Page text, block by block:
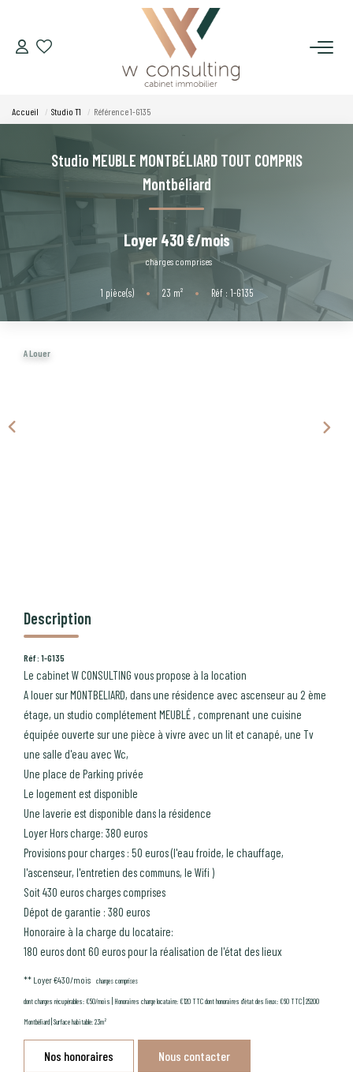
ACQUÉRIR
VENDRE
GÉRER
SYNDIC
LE CONCEPT W
Accueil Studio T1 Référence 1-G135
Studio MEUBLE MONTBÉLIARD TOUT COMPRIS
Montbéliard
Loyer 430 €/mois
charges comprises
1 pièce(s) • 23 m² • Réf : 1-G135
A Louer
Description
Réf : 1-G135
Le cabinet W CONSULTING vous propose à la location
A louer sur MONTBELIARD, dans une résidence avec ascenseur au 2 ème
étage, un studio complétement MEUBLÉ , comprenant une cuisine
équipée ouverte sur une pièce à vivre avec un lit et canapé, une Tv
une salle d'eau avec Wc,
Une place de Parking privée
Le logement est disponible
Une laverie est disponible dans la résidence
Loyer Hors charge: 380 euros
Provisions pour charges : 50 euros (l'eau froide, le chauffage,
l'ascenseur, l'entretien des communs, le Wifi )
Soit 430 euros charges comprises
Dépot de garantie : 380 euros
Honoraire à la charge du locataire:
180 euros dont 60 euros pour la réalisation de l'état des lieux
** Loyer €430/mois charges comprises
dont charges récupérables: €50/mois | Honoraires charge locataire: €120 TTCdont honoraires d'état des lieux: €60 TTC|25200
Montbéliard|Surface habitable: 23m²
Nos honoraires Nous contacter